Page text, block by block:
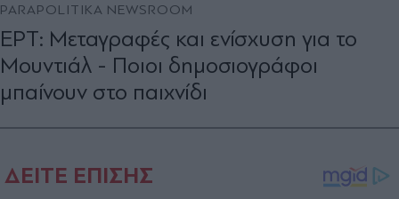
PARAPOLITIKA NEWSROOM
ΕΡΤ: Μεταγραφές και ενίσχυση για το
Μουντιάλ - Ποιοι δημοσιογράφοι
μπαίνουν στο παιχνίδι